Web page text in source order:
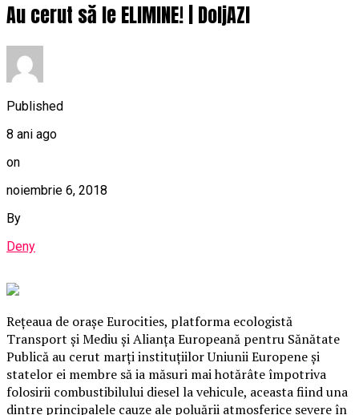
Au cerut să le ELIMINE! | DoljAZI
Published
8 ani ago
on
noiembrie 6, 2018
By
Deny
Reţeaua de oraşe Eurocities, platforma ecologistă
Transport şi Mediu şi Alianţa Europeană pentru Sănătate
Publică au cerut marţi instituţiilor Uniunii Europene şi
statelor ei membre să ia măsuri mai hotărâte împotriva
folosirii combustibilului diesel la vehicule, aceasta fiind una
dintre principalele cauze ale poluării atmosferice severe în